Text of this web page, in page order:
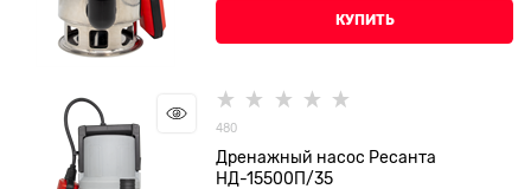
КУПИТЬ
480
Дренажный насос Ресанта
НД-15500П/35